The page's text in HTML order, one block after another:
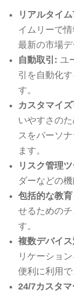
リアルタイ
イムリーで
最新の市場デ
自動取引: ユ
引を自動化
す。
カスタマイ
いやすさの
スをパーソ
ます。
リスク管理
ダーなどの
包括的な教
せるための
す。
複数デバイ
リケーショ
便利に利用で
24/7カスタ